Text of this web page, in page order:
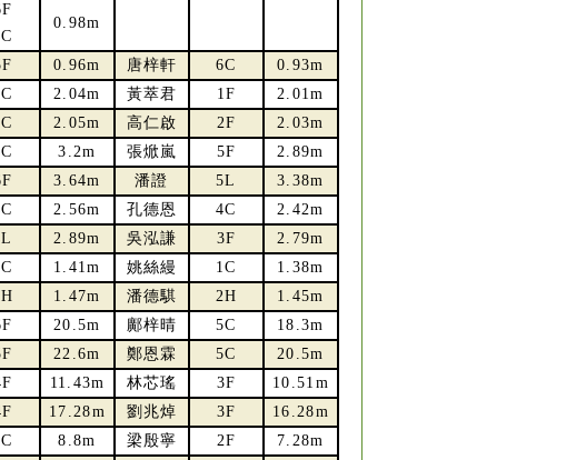
0.98m
0.96m 唐梓軒 6C 0.93m
2.04m 黃萃君 1F
2.01m
2.05m 高仁啟 2F 2.03m
3.2m 張焮嵐 5F
2.89m
3.64m 潘證 5L
3.38m
2.56m 孔德恩 4C
2.42m
2.89m 吳泓謙 3F 2.79m
1.41m 姚絲縵 1C
1.38m
1.47m 潘德騏 2H 1.45m
20.5m 鄺梓晴 5C
18.3m
22.6m 鄭恩霖 5C 20.5m
11.43m 林芯瑤 3F
10.51m
17.28m 劉兆焯 3F
16.28m
8.8m 梁殷寧 2F
7.28m